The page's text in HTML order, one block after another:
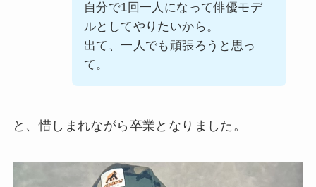
自分で1回一人になって俳優モデ
ルとしてやりたいから。
出て、一人でも頑張ろうと思っ
て。
と、惜しまれながら卒業となりました。